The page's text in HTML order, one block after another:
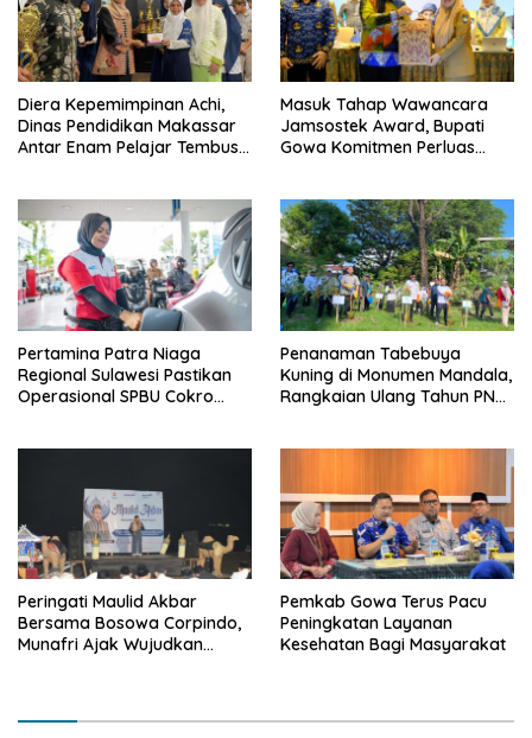
Diera Kepemimpinan Achi,
Dinas Pendidikan Makassar
Antar Enam Pelajar Tembus
Masuk Tahap Wawancara
Jamsostek Award, Bupati
Gowa Komitmen Perluas
Pertamina Patra Niaga
Regional Sulawesi Pastikan
Operasional SPBU Cokro
Penanaman Tabebuya
Kuning di Monumen Mandala,
Rangkaian Ulang Tahun PNM
Peringati Maulid Akbar
Bersama Bosowa Corpindo,
Munafri Ajak Wujudkan
Pemkab Gowa Terus Pacu
Peningkatan Layanan
Kesehatan Bagi Masyarakat